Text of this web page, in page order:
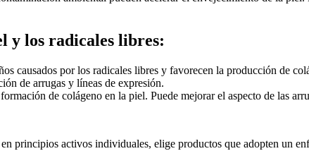
y los radicales libres:
causados por los radicales libres y favorecen la producción de
de arrugas y líneas de expresión.
de colágeno en la piel. Puede mejorar el aspecto de las
principios activos individuales, elige productos que adopten un